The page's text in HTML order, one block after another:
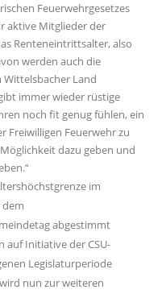
Feuerwehrgesetzes
aktive Mitglieder der
Renteneintrittsalter, also
werden auch die
Land
immer wieder rüstige
noch fit genug fühlen, ein
Freiwilligen Feuerwehr zu
dazu geben und
im
abgestimmt
auf Initiative der CSU-
Legislaturperiode
nun zur weiteren